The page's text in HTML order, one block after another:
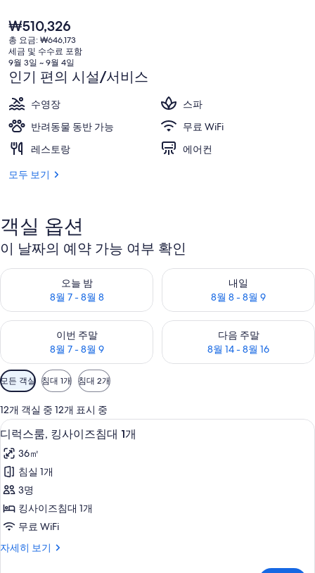
현
재
가
격
은
₩510,326
₩510,326
총 요금: ₩646,173
세금 및 수수료 포함
9월 3일 ~ 9월 4일
인기 편의 시설/서비스
수영장
스파
반려동물 동반 가능
무료 WiFi
레스토랑
에어컨
모두 보기
객실 옵션
이 날짜의 예약 가능 여부 확인
오늘 밤
8월 7 - 8월 8
오늘 밤 예약 가능 여부 확인, 8월 7 - 8월 8
내일
8월 8 - 8월 9
내일 예약 가능 여부 확인, 8월
이번 주말
8월 7 - 8월 9
이번 주말 예약 가능 여부 확인, 8월 7 - 8월 9
다음 주말
8월 14 - 8월 16
다음 주말 예약 가능 여부 확인,
객
실
에
사
용
가
능
한
터
모든 객실 침대 1개 침대 2개
12개 객실 중 12개 표시 중
디
럭
스
룸,
킹
사
즈
고급 침구, 오리/거위털 이불, 필로우탑
6
디럭스룸, 킹사이즈침대 1개
36㎡
침실 1개
3명
킹사이즈침대 1개
무료 WiFi
자세히 보기
디